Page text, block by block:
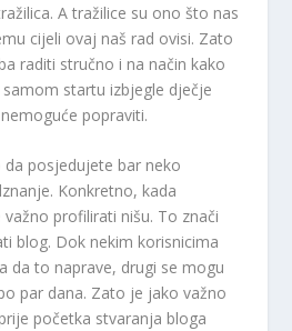
A tražilice su ono što nas
cijeli ovaj naš rad ovisi. Zato
raditi stručno i na način kako
startu izbjegle dječje
popraviti.
posjedujete bar neko
Konkretno, kada
profilirati nišu. To znači
blog. Dok nekim korisnicima
da to naprave, drugi se mogu
par dana. Zato je jako važno
početka stvaranja bloga